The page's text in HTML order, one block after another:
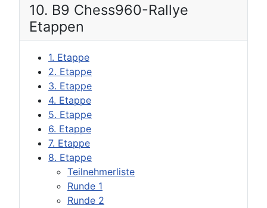
10. B9 Chess960-Rallye
Etappen
1. Etappe
2. Etappe
3. Etappe
4. Etappe
5. Etappe
6. Etappe
7. Etappe
8. Etappe
Teilnehmerliste
Runde 1
Runde 2